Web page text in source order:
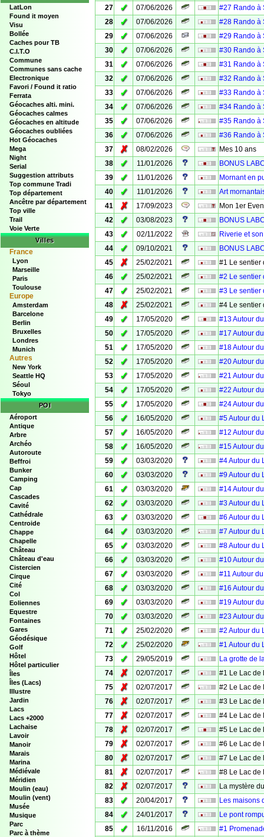
LatLon
Found it moyen
Visu
Bollée
Caches pour TB
C.I.T.O
Commune
Communes sans cache
Electronique
Favori / Found it ratio
Ferrata
Géocaches alti. mini.
Géocaches calmes
Géocaches en altitude
Géocaches oubliées
Hot Géocaches
Mega
Night
Serial
Suggestion attributs
Top commune Tradi
Top département
Ancêtre par département
Top ville
Trail
Voie Verte
Villes
France
Lyon
Marseille
Paris
Toulouse
Europe
Amsterdam
Barcelone
Berlin
Bruxelles
Londres
Munich
Autres
New York
Seattle HQ
Séoul
Tokyo
POI
Aéroport
Antique
Arbre
Archéo
Autoroute
Beffroi
Bunker
Camping
Cap
Cascades
Cavité
Cathédrale
Centroide
Chappe
Chapelle
Château
Château d'eau
Cistercien
Cirque
Cité
Col
Eoliennes
Equestre
Fontaines
Gares
Géodésique
Golf
Hôtel
Hôtel particulier
Îles
Îles (Lacs)
Illustre
Jardin
Lacs
Lacs +2000
Lachaise
Lavoir
Manoir
Marais
Marina
Médiévale
Méridien
Moulin (eau)
Moulin (vent)
Musée
Musique
Parc
Parc à thème
27
✓ 07/06/2026
#27 Rando à
28
✓ 07/06/2026
#28 Rando à
29
✓ 07/06/2026
#29 Rando à
30
✓ 07/06/2026
#30 Rando à
31
✓ 07/06/2026
#31 Rando à
32
✓ 07/06/2026
#32 Rando à
33
✓ 07/06/2026
#33 Rando à
34
✓ 07/06/2026
#34 Rando à
35
✓ 07/06/2026
#35 Rando à
36
✓ 07/06/2026
#36 Rando à
37
✗ 08/02/2026
Mes 10 ans
38
✓ 11/01/2026
BONUS
39
✓ 11/01/2026
Mornant en
40
✓ 11/01/2026
Art
41
✗ 17/09/2023
Mon 1er
42
✓ 03/08/2023
BONUS
43
✓ 02/11/2022
Riverie et
44
✓ 09/10/2021
BONUS
45
✗ 25/02/2021
#1 Le sentier
46
✓ 25/02/2021
#2 Le sentier
47
✓ 25/02/2021
#3 Le sentier
48
✗ 25/02/2021
#4 Le sentier
49
✓ 17/05/2020
#13 Autour
50
✓ 17/05/2020
#17 Autour
51
✓ 17/05/2020
#18 Autour
52
✓ 17/05/2020
#20 Autour
53
✓ 17/05/2020
#21 Autour
54
✓ 17/05/2020
#22 Autour
55
✓ 17/05/2020
#24 Autour
56
✓ 16/05/2020
#5 Autour du
57
✓ 16/05/2020
#12 Autour
58
✓ 16/05/2020
#15 Autour
59
✓ 03/03/2020
#4 Autour du
60
✓ 03/03/2020
#9 Autour du
61
✓ 03/03/2020
#14 Autour
62
✓ 03/03/2020
#3 Autour du
63
✓ 03/03/2020
#6 Autour du
64
✓ 03/03/2020
#7 Autour du
65
✓ 03/03/2020
#8 Autour du
66
✓ 03/03/2020
#10 Autour
67
✓ 03/03/2020
#11 Autour
68
✓ 03/03/2020
#16 Autour
69
✓ 03/03/2020
#19 Autour
70
✓ 03/03/2020
#23 Autour
71
✓ 25/02/2020
#2 Autour du
72
✓ 25/02/2020
#1 Autour du
73
✓ 29/05/2019
La grotte de
74
✗ 02/07/2017
#1 Le Lac de
75
✗ 02/07/2017
#2 Le Lac de
76
✗ 02/07/2017
#3 Le Lac de
77
✗ 02/07/2017
#4 Le Lac de
78
✗ 02/07/2017
#5 Le Lac de
79
✗ 02/07/2017
#6 Le Lac de
80
✗ 02/07/2017
#7 Le Lac de
81
✗ 02/07/2017
#8 Le Lac de
82
✗ 02/07/2017
La mystère
83
✓ 20/04/2017
Les maisons
84
✓ 24/01/2017
Le pont
85
✓ 16/11/2016
#1